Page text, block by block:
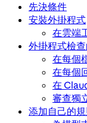
先決條件
安裝外掛程式
在雲端
外掛程式檢
在每個
在每個
在
審查獨
添加自己的